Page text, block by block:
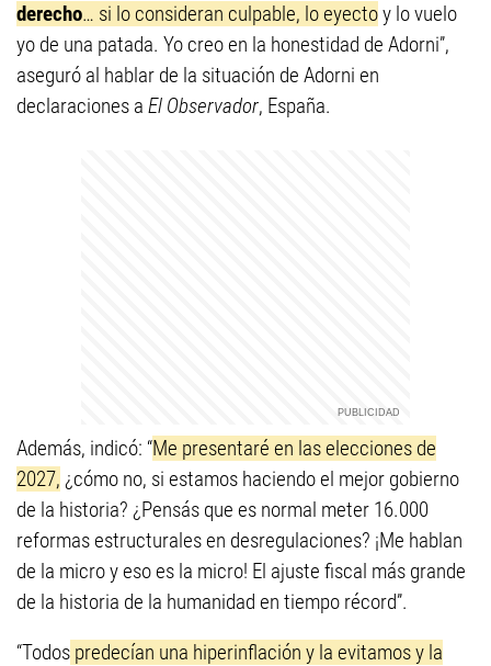
derecho… si lo consideran culpable, lo eyectoy lo vuelo
yo de una patada. Yo creo en la honestidad de Adorni”,
aseguró al hablar de la situación de Adorni en
declaraciones a El Observador, España.
Además, indicó: “Me presentaré en las elecciones de
2027, ¿cómo no, si estamos haciendo el mejor gobierno
de la historia? ¿Pensás que es normal meter 16.000
reformas estructurales en desregulaciones? ¡Me hablan
de la micro y eso es la micro! El ajuste fiscal más grande
de la historia de la humanidad en tiempo récord”.
“Todos predecían una hiperinflación y la evitamos y la